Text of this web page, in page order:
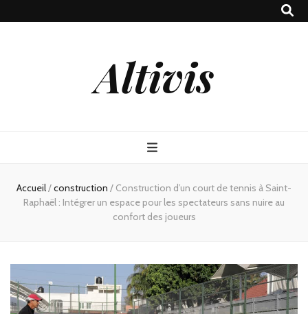
Altivis
Accueil/construction / Construction d’un court de tennis à Saint-
Raphaël : Intégrer un espace pour les spectateurs sans nuire au
confort des joueurs